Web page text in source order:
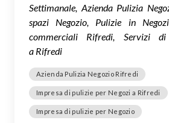
Settimanale, Azienda Pulizia
spazi Negozio, Pulizie in
commerciali Rifredi, Servizi
a Rifredi
Azienda Pulizia Negozio Rifredi
Impresa di pulizie per Negozi a Rifredi
Impresa di pulizie per Negozio